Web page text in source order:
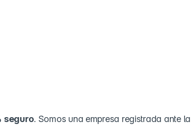
seguro. Somos una empresa registrada ante la